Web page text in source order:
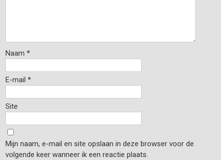
Naam*
E-mail*
Site
Mijn naam, e-mail en site opslaan in deze browser voor de
volgende keer wanneer ik een reactie plaats.